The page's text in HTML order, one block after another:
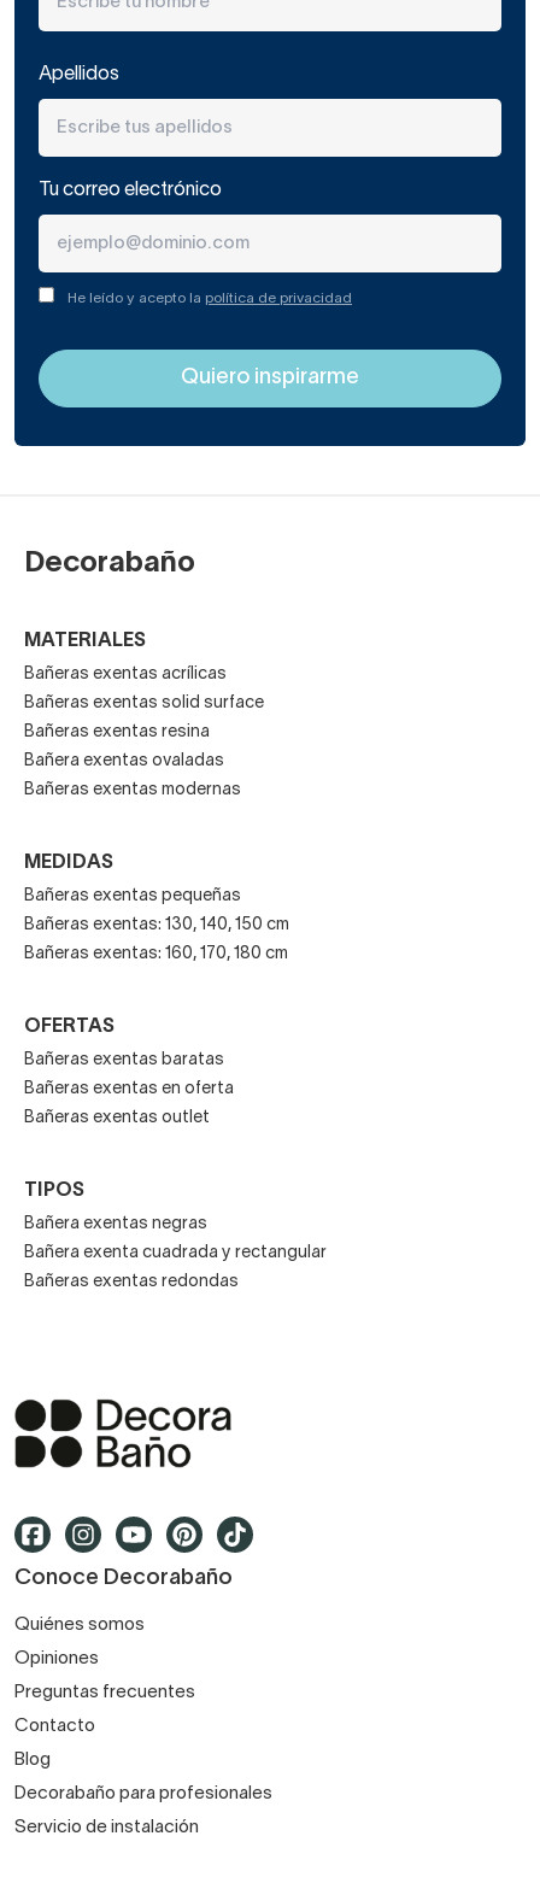
Apellidos
Tu correo electrónico
He leído y acepto la política de privacidad
Decorabaño
MATERIALES
Bañeras exentas acrílicas
Bañeras exentas solid surface
Bañeras exentas resina
Bañera exentas ovaladas
Bañeras exentas modernas
MEDIDAS
Bañeras exentas pequeñas
Bañeras exentas: 130, 140, 150 cm
Bañeras exentas: 160, 170, 180 cm
OFERTAS
Bañeras exentas baratas
Bañeras exentas en oferta
Bañeras exentas outlet
TIPOS
Bañera exentas negras
Bañera exenta cuadrada y rectangular
Bañeras exentas redondas
Conoce Decorabaño
Quiénes somos
Opiniones
Preguntas frecuentes
Contacto
Blog
Decorabaño para profesionales
Servicio de instalación